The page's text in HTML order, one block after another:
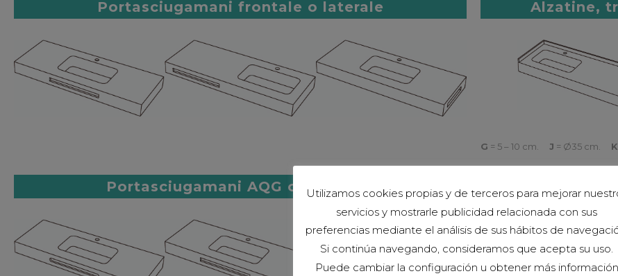
Portasciugamani frontale o laterale Alzatine,
G = 5 – 10 cm. J = Ø35 cm. K
Portasciugamani AQG o standardUtilizamos cookies propias y de terceros para mejorar
servicios y mostrarle publicidad relacionada con sus
preferencias mediante el análisis de sus hábitos de
Si continúa navegando, consideramos que acepta su uso.
Puede cambiar la configuración u obtener más información